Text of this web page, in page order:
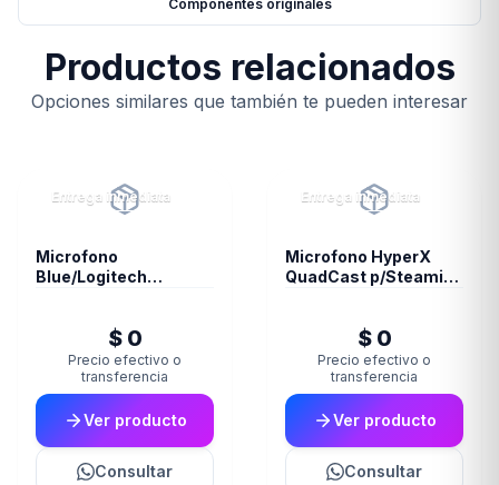
Componentes originales
Productos relacionados
Opciones similares que también te pueden interesar
Entrega inmediata
Microfono
Blue/Logitech
$ 0
Precio efectivo o
transferencia
Ver producto
Consultar
Entrega inmediata
Microfono HyperX
QuadCast p/Steaming
$ 0
Precio efectivo o
transferencia
Ver producto
Consultar